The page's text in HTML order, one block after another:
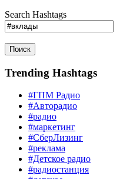
Search Hashtags
Поиск
Trending Hashtags
#ГПМ Радио
#Авторадио
#радио
#маркетинг
#СберЛизинг
#реклама
#Детское радио
#радиостанция